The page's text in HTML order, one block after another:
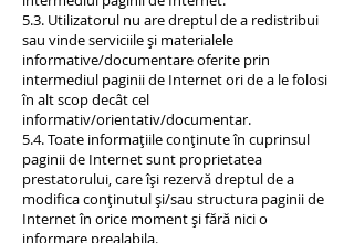
5.3. Utilizatorul nu are dreptul de a redistribui
sau vinde serviciile și materialele
informative/documentare oferite prin
intermediul paginii de Internet ori de a le folosi
în alt scop decât cel
informativ/orientativ/documentar.
5.4. Toate informațiile conținute în cuprinsul
paginii de Internet sunt proprietatea
prestatorului, care își rezervă dreptul de a
modifica conținutul și/sau structura paginii de
Internet în orice moment și fără nici o
informare prealabila.